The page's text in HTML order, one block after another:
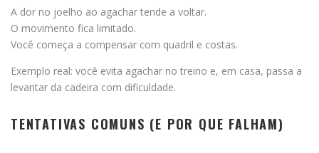
A dor no joelho ao agachar tende a voltar.
O movimento fica limitado.
Você começa a compensar com quadril e costas.
Exemplo real: você evita agachar no treino e, em casa, passa a
levantar da cadeira com dificuldade.
TENTATIVAS COMUNS (E POR QUE FALHAM)